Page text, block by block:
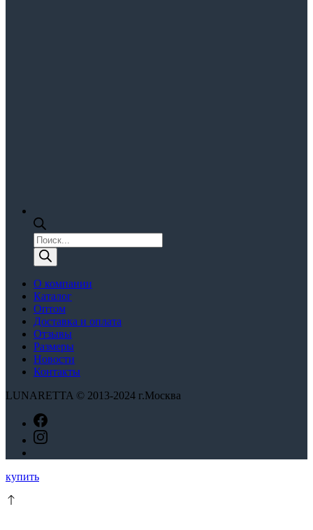
Поиск
товаров
О компании
Каталог
Оптом
Доставка и оплата
Отзывы
Размеры
Новости
Контакты
LUNARETTA © 2013-2024 г.Москва
купитьЭтот